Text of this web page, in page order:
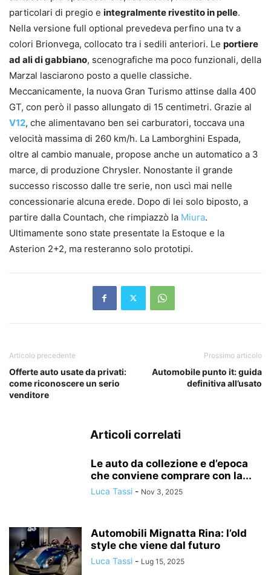
particolari di pregio e integralmente rivestito in pelle.
Nella versione full optional prevedeva perfino una tv a
colori Brionvega, collocato tra i sedili anteriori. Le portiere
ad ali di gabbiano, scenografiche ma poco funzionali, della
Marzal lasciarono posto a quelle classiche.
Meccanicamente, la nuova Gran Turismo attinse dalla 400
GT, con però il passo allungato di 15 centimetri. Grazie al
V12, che alimentavano ben sei carburatori, toccava una
velocità massima di 260 km/h. La Lamborghini Espada,
oltre al cambio manuale, propose anche un automatico a 3
marce, di produzione Chrysler. Nonostante il grande
successo riscosso dalle tre serie, non uscì mai nelle
concessionarie alcuna erede. Dopo di lei solo biposto, a
partire dalla Countach, che rimpiazzò la Miura.
Ultimamente sono state presentate la Estoque e la
Asterion 2+2, ma resteranno solo prototipi.
Articolo precedente
Offerte auto usate da privati:
come riconoscere un serio
venditore
Prossimo articolo
Automobile punto it: guida
definitiva all’usato
Articoli correlati
Le auto da collezione e d’epoca
che conviene comprare con la...
Luca Tassi - Nov 3, 2025
Automobili Mignatta Rina: l’old
style che viene dal futuro
Luca Tassi - Lug 15, 2025